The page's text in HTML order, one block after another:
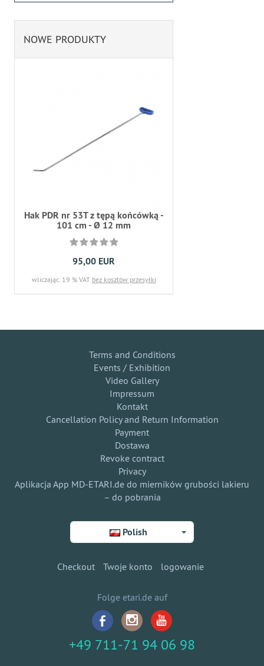
NOWE PRODUKTY
Hak PDR nr 53T z tępą końcówką -
101 cm - Ø 12 mm
95,00 EUR
wliczając. 19 % VAT bez kosztów przesyłki
Terms and Conditions
Events / Exhibition
Video Gallery
Impressum
Kontakt
Cancellation Policy and Return Information
Payment
Dostawa
Revoke contract
Privacy
Aplikacja App MD-ETARI.de do mierników grubości lakieru
– do pobrania
Polish
Checkout Twoje konto logowanie
Folge etari.de auf
+49 711-71 94 06 98